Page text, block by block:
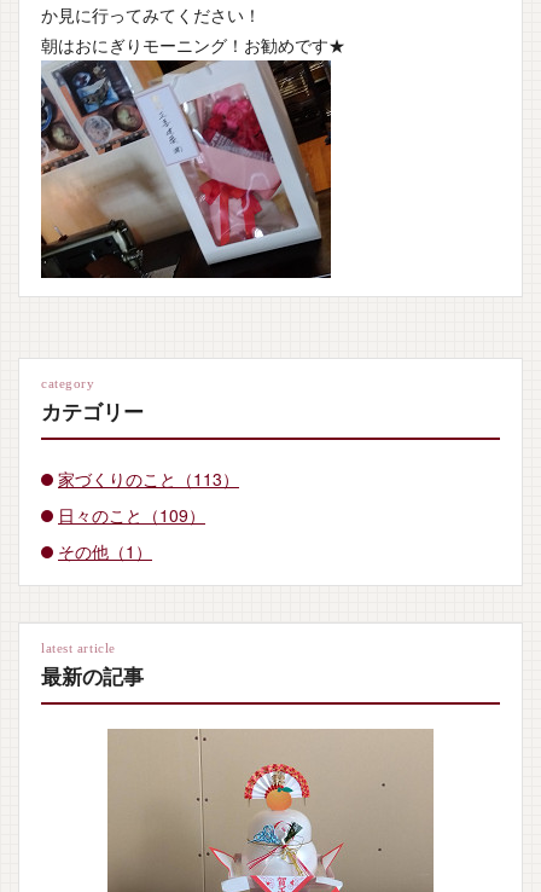
か見に行ってみてください！
朝はおにぎりモーニング！お勧めです★
category
カテゴリー
家づくりのこと（113）
日々のこと（109）
その他（1）
latest article
最新の記事